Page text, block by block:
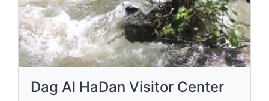
Dag Al HaDan Visitor Center